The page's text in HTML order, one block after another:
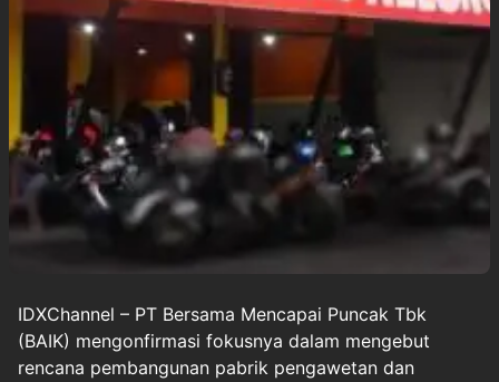
IDXChannel – PT Bersama Mencapai Puncak Tbk
(BAIK) mengonfirmasi fokusnya dalam mengebut
rencana pembangunan pabrik pengawetan dan